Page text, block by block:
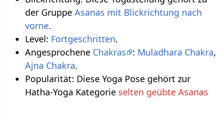
der Gruppe Asanas mit Blickrichtung nach
vorne.
Level: Fortgeschritten.
Angesprochene Chakras : Muladhara Chakra,
Ajna Chakra.
Popularität: Diese Yoga Pose gehört zur
Hatha-Yoga Kategorie selten geübte Asanas